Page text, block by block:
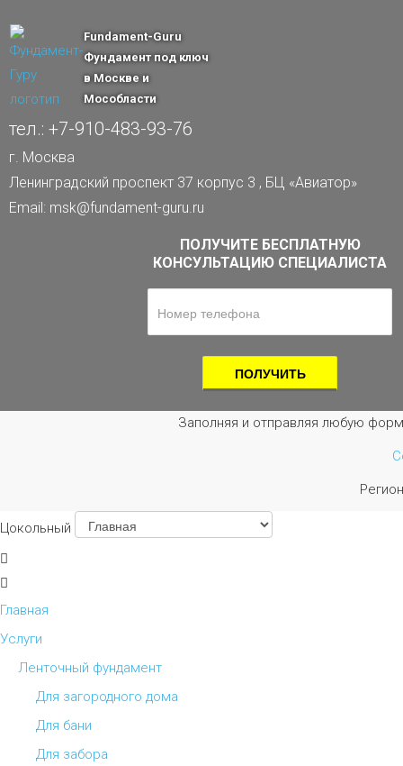
Fundament-Guru
Фундамент под ключ
в Москве и
Мособласти
тел.: +7-910-483-93-76
г. Москва
Ленинградский проспект 37 корпус 3 , БЦ «Авиатор»
Email: msk@fundament-guru.ru
ПОЛУЧИТЕ БЕСПЛАТНУЮ
КОНСУЛЬТАЦИЮ СПЕЦИАЛИСТА
Заполняя и отправляя любую
Цокольный
Главная
Услуги
Ленточный фундамент
Для загородного дома
Для бани
Для забора